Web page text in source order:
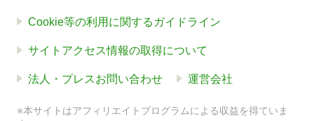
Cookie等の利用に関するガイドライン
サイトアクセス情報の取得について
法人・プレスお問い合わせ 運営会社
※本サイトはアフィリエイトプログラムによる収益を得ていま